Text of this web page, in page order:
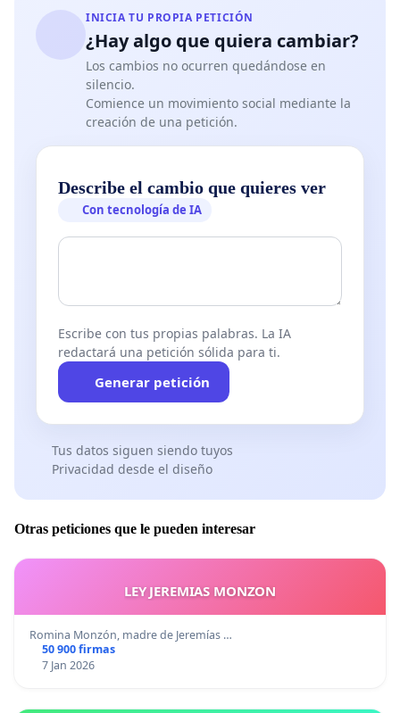
INICIA TU PROPIA PETICIÓN
¿Hay algo que quiera cambiar?
Los cambios no ocurren quedándose en
silencio.
Comience un movimiento social mediante la
creación de una petición.
Describe el cambio que quieres ver
Con tecnología de IA
Escribe con tus propias palabras. La IA
redactará una petición sólida para ti.
Generar petición
Tus datos siguen siendo tuyos
Privacidad desde el diseño
Otras peticiones que le pueden interesar
LEY JEREMIAS MONZON
Romina Monzón, madre de Jeremías …
50 900 firmas
7 Jan 2026